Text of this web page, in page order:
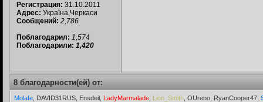
Регистрация: 31.10.2011
Адрес: Україна,Черкаси
Сообщений: 2,786
Поблагодарил: 1,574
Поблагодарили: 1,420
8 благодарности(ей) от:
Molafe , DAVID31RUS, Ensdeil, LadyMarmalade Lion_Smith , OUreno, RyanCooper47,